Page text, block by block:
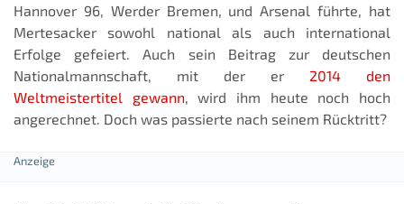
Hannover 96, Werder Bremen, und Arsenal führte, hat
Mertesacker sowohl national als auch international
Erfolge gefeiert. Auch sein Beitrag zur deutschen
Nationalmannschaft, mit der er 2014 den
Weltmeistertitel gewann, wird ihm heute noch hoch
angerechnet. Doch was passierte nach seinem Rücktritt?